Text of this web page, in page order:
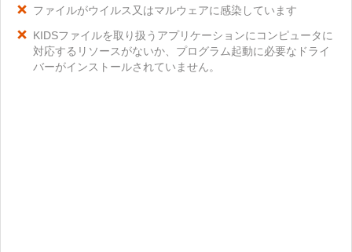
ファイルがウイルス又はマルウェアに感染しています
KIDSファイルを取り扱うアプリケーションにコンピュータに
対応するリソースがないか、プログラム起動に必要なドライ
バーがインストールされていません。